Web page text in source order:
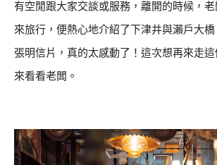
有空閒跟大家交談或服務，離開的時候，
來旅行，便熱心地介紹了下津井與瀨戶大
張明信片，真的太感動了！這次想再來走
來看看老闆。